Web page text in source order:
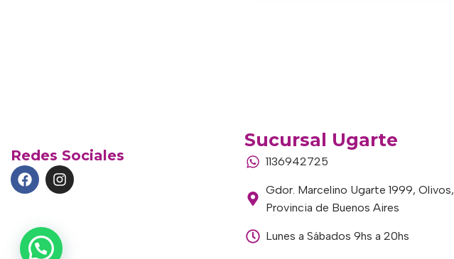
Redes Sociales
Sucursal Ugarte
1136942725
Gdor. Marcelino Ugarte 1999, Olivos,
Provincia de Buenos Aires
Lunes a Sábados 9hs a 20hs